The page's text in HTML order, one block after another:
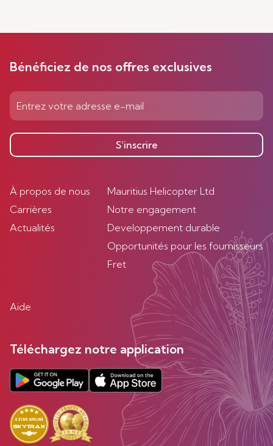
Bénéficiez de nos offres exclusives
S’inscrire
À propos de nous
Carrières
Actualités
Mauritius Helicopter Ltd
Notre engagement
Developpement durable
Opportunités pour les fournisseurs
Fret
Aide
Téléchargez notre application